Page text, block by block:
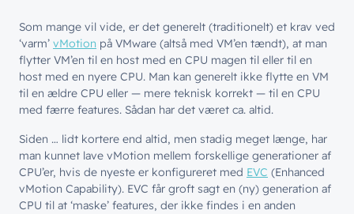
Som mange vil vide, er det generelt (traditionelt) et krav ved
‘varm’ vMotion på VMware (altså med VM’en tændt), at man
flytter VM’en til en host med en CPU magen til eller til en
host med en nyere CPU. Man kan generelt ikke flytte en VM
til en ældre CPU eller — mere teknisk korrekt — til en CPU
med færre features. Sådan har det været ca. altid.
Siden … lidt kortere end altid, men stadig meget længe, har
man kunnet lave vMotion mellem forskellige generationer af
CPU’er, hvis de nyeste er konfigureret med EVC (Enhanced
vMotion Capability). EVC får groft sagt en (ny) generation af
CPU til at ‘maske’ features, der ikke findes i en anden